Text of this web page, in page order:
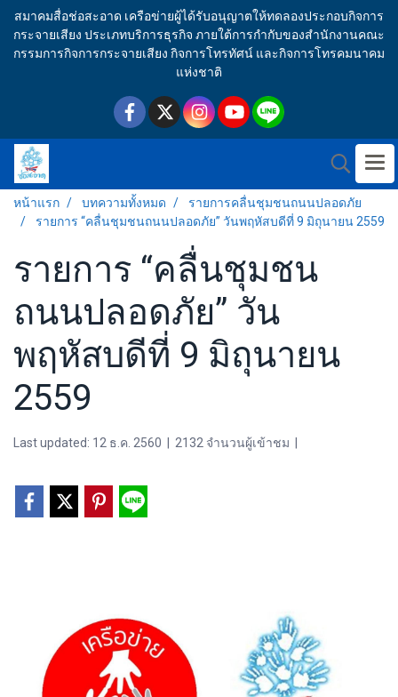
สมาคมสื่อช่อสะอาด เครือข่ายผู้ได้รับอนุญาตให้ทดลองประกอบกิจการ
กระจายเสียง ประเภทบริการธุรกิจ ภายใต้การกำกับของสำนักงานคณะ
กรรมการกิจการกระจายเสียง กิจการโทรทัศน์ และกิจการโทรคมนาคม
แห่งชาติ
หน้าแรก บทความทั้งหมด
รายการคลื่นชุมชนถนนปลอดภัย
รายการ “คลื่นชุมชนถนนปลอดภัย” วันพฤหัสบดีที่ 9 มิถุนายน 2559
รายการ “คลื่นชุมชน
ถนนปลอดภัย” วัน
พฤหัสบดีที่ 9 มิถุนายน
2559
Last updated: 12 ธ.ค. 2560 2132 จำนวนผู้เข้าชม